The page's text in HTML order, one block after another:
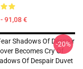
91,08 €
Shadows Of Despair
Becomes Cry Of
Of Despair Duvet
-20%